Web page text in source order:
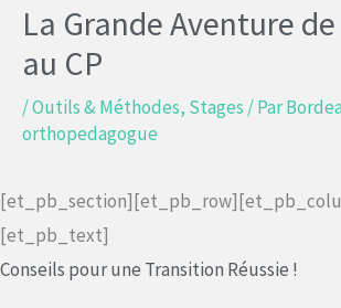
La Grande Aventure
au CP
/Outils & Méthodes, Stages / Par
orthopedagogue
[et_pb_text]
Conseils pour une Transition Réussie !